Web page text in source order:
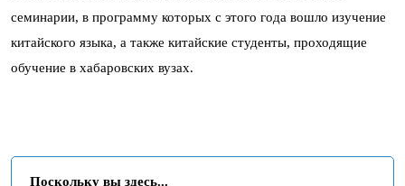
семинарии, в программу которых с этого года вошло изучение
китайского языка, а также китайские студенты, проходящие
обучение в хабаровских вузах.
Поскольку вы здесь...